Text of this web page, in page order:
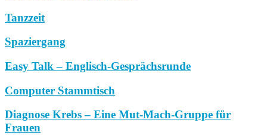
Tanzzeit
Spaziergang
Easy Talk – Englisch-Gesprächsrunde
Computer Stammtisch
Diagnose Krebs – Eine Mut-Mach-Gruppe für
Frauen